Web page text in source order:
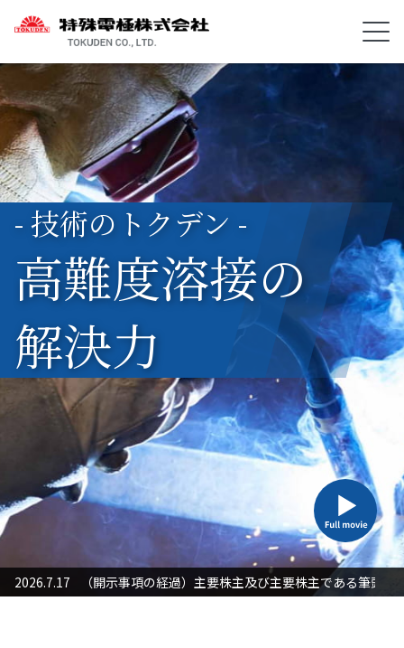
- 技術のトクデン -
高難度溶接の
解決力
対応」に関するお知らせ
2026.7.17 （開示事項の経過）主要株主及び主要株主である筆頭